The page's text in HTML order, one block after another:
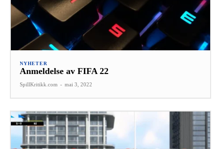
NYHETER
Anmeldelse av FIFA 22
SpillKritikk.com - mai 3, 2022